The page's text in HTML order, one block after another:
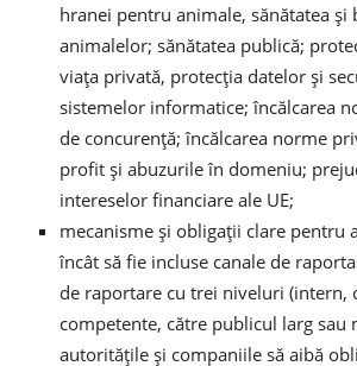
hranei pentru animale, sănătatea şi
animalelor; sănătatea publică;
viaţa privată, protecţia datelor şi
sistemelor informatice; încălcarea
de concurenţă; încălcarea norme
profit şi abuzurile în domeniu;
intereselor financiare ale UE;
mecanisme şi obligaţii clare pentru
încât să fie incluse canale de
de raportare cu trei niveluri (intern,
competente, către publicul larg sau
autorităţile şi companiile să aibă